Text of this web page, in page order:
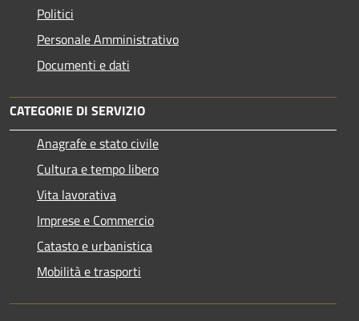
Politici
Personale Amministrativo
Documenti e dati
CATEGORIE DI SERVIZIO
Anagrafe e stato civile
Cultura e tempo libero
Vita lavorativa
Imprese e Commercio
Catasto e urbanistica
Mobilità e trasporti